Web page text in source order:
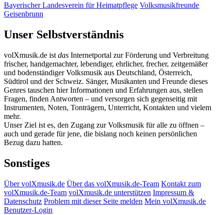
Bayerischer Landesverein für Heimatpflege Volksmusikfreunde
Geisenbrunn
Unser Selbstverständnis
volXmusik.de ist das Internetportal zur Förderung und Verbreitung
frischer, handgemachter, lebendiger, ehrlicher, frecher, zeitgemäßer
und bodenständiger Volksmusik aus Deutschland, Österreich,
Südtirol und der Schweiz. Sänger, Musikanten und Freunde dieses
Genres tauschen hier Informationen und Erfahrungen aus, stellen
Fragen, finden Antworten – und versorgen sich gegenseitig mit
Instrumenten, Noten, Tonträgern, Unterricht, Kontakten und vielem
mehr.
Unser Ziel ist es, den Zugang zur Volksmusik für alle zu öffnen –
auch und gerade für jene, die bislang noch keinen persönlichen
Bezug dazu hatten.
Sonstiges
Über volXmusik.de Über das volXmusik.de-Team Kontakt zum
volXmusik.de-Team volXmusik.de unterstützen Impressum &
Datenschutz Problem mit dieser Seite melden Mein volXmusik.de
Benutzer-Login